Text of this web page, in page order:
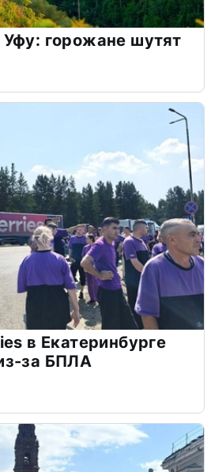
горожане шутят
в Екатеринбурге
за БПЛА